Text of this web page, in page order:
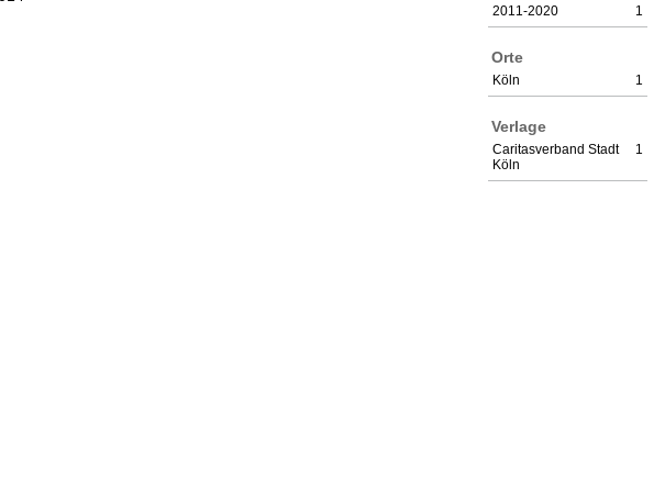
1
2011-2020
Orte
1
Köln
Verlage
1
Caritasverband Stadt
Köln